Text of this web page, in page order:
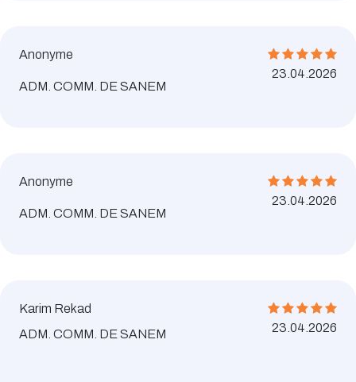
Anonyme
ADM. COMM. DE SANEM
23.04.2026
Anonyme
ADM. COMM. DE SANEM
23.04.2026
Karim Rekad
ADM. COMM. DE SANEM
23.04.2026